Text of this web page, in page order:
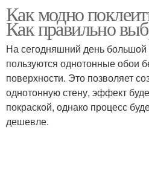
Обои для зала
Как модно
Как правильно
На сегодняшний день
пользуются однотонные обои
поверхности. Это позволяет
однотонную стену, эффект
покраской, однако процесс
дешевле.